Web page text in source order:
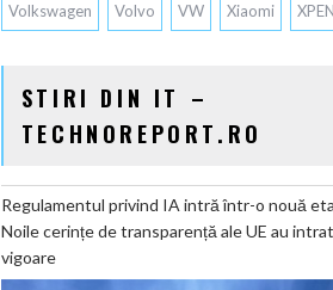
Volkswagen Volvo VW Xiaomi
STIRI DIN IT –
TECHNOREPORT.RO
Regulamentul privind IA intră într-o nouă
Noile cerințe de transparență ale UE au
vigoare